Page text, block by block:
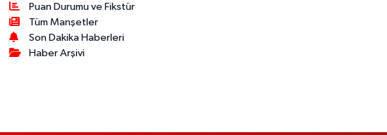
Puan Durumu ve Fikstür
Tüm Manşetler
Son Dakika Haberleri
Haber Arşivi